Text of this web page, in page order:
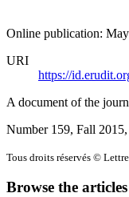
Online publication:
URI
https://
A document of the
Number 159, Fall 2015
Tous droits réservés ©
Browse the